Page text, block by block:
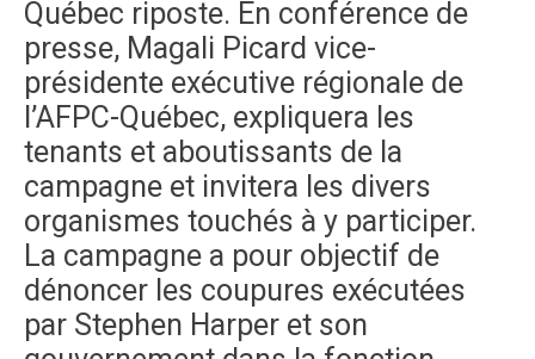
Québec riposte. En conférence de
presse, Magali Picard vice-
présidente exécutive régionale de
l’AFPC-Québec, expliquera les
tenants et aboutissants de la
campagne et invitera les divers
organismes touchés à y participer.
La campagne a pour objectif de
dénoncer les coupures exécutées
par Stephen Harper et son